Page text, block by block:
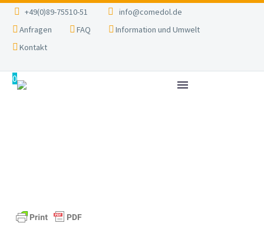
+49(0)89-75510-51
info@comedol.de
Anfragen
FAQ
Information und Umwelt
Kontakt
0